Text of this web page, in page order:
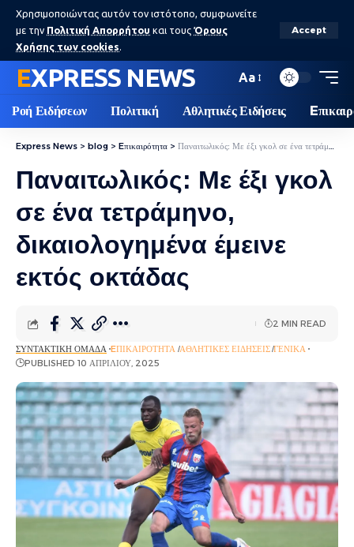
Χρησιμοποιώντας αυτόν τον ιστότοπο, συμφωνείτε
με την Πολιτική Απορρήτου και τους Όρους
Χρήσης των cookies.
Accept
EXPRESS NEWS Aa
Ροή Ειδήσεων Πολιτική Αθλητικές Ειδήσεις
Express News > blog > Eπικαιρότητα > Παναιτωλικός: Με έξι γκολ σε ένα τετράμηνο, δικαιολογημένα έμεινε εκτός οκτάδας
Παναιτωλικός: Με έξι γκολ
σε ένα τετράμηνο,
δικαιολογημένα έμεινε
εκτός οκτάδας
ΣΥΝΤΑΚΤΙΚΉ ΟΜΆΔΑ EΠΙΚΑΙΡΌΤΗΤΑ ΑΘΛΗΤΙΚΈΣ ΕΙΔΉΣΕΙΣ ΓΕΝΙΚΆ
PUBLISHED 10 ΑΠΡΙΛΊΟΥ, 2025
2 MIN READ